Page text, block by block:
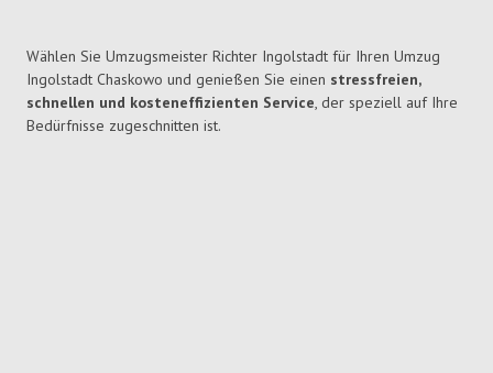
Wählen Sie Umzugsmeister Richter Ingolstadt für Ihren Umzug
Ingolstadt Chaskowo und genießen Sie einen stressfreien,
schnellen und kosteneffizienten Service, der speziell auf Ihre
Bedürfnisse zugeschnitten ist.